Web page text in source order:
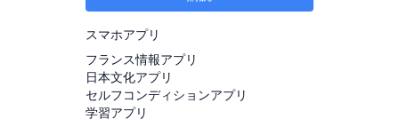
スマホアプリ
フランス情報アプリ
日本文化アプリ
セルフコンディションアプリ
学習アプリ